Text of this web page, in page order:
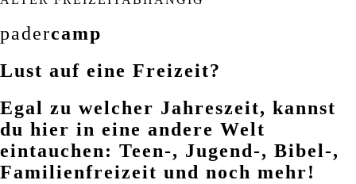
padercamp
Lust auf eine Freizeit?
Egal zu welcher Jahreszeit, kannst
du hier in eine andere Welt
eintauchen: Teen-, Jugend-, Bibel-,
Familienfreizeit und noch mehr!